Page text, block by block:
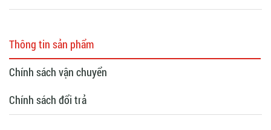
Thông tin sản phẩm
Chính sách vận chuyển
Chính sách đổi trả